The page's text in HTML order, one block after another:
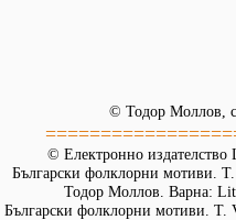
© Тодор Моллов,
© Електронно издателство
Български фолклорни мотиви.
Тодор Моллов. Варна:
Български фолклорни мотиви. Т.